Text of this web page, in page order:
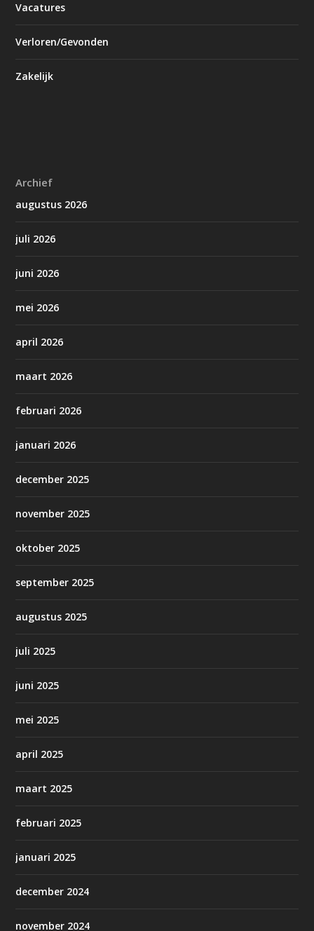
Vacatures
Verloren/Gevonden
Zakelijk
Archief
augustus 2026
juli 2026
juni 2026
mei 2026
april 2026
maart 2026
februari 2026
januari 2026
december 2025
november 2025
oktober 2025
september 2025
augustus 2025
juli 2025
juni 2025
mei 2025
april 2025
maart 2025
februari 2025
januari 2025
december 2024
november 2024